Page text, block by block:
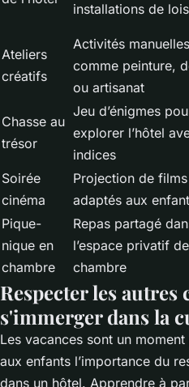
installations de
Ateliers
créatifs
Activités manuelles
comme peinture,
ou artisanat
Chasse au
trésor
Jeu d’énigmes
explorer l’hôtel
indices
Soirée
cinéma
Projection de films
adaptés aux
Pique-
nique en
chambre
Repas partagé
l’espace privatif
chambre
Respecter les autres
s'immerger dans la
Les vacances sont un
aux enfants l’importance du
dans un hôtel. Apprendre à